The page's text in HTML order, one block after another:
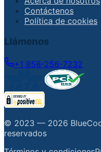
Contáctenos
Política de cookies
Llámenos
+1 858-256-7232
© 2023 — 2026
reservados